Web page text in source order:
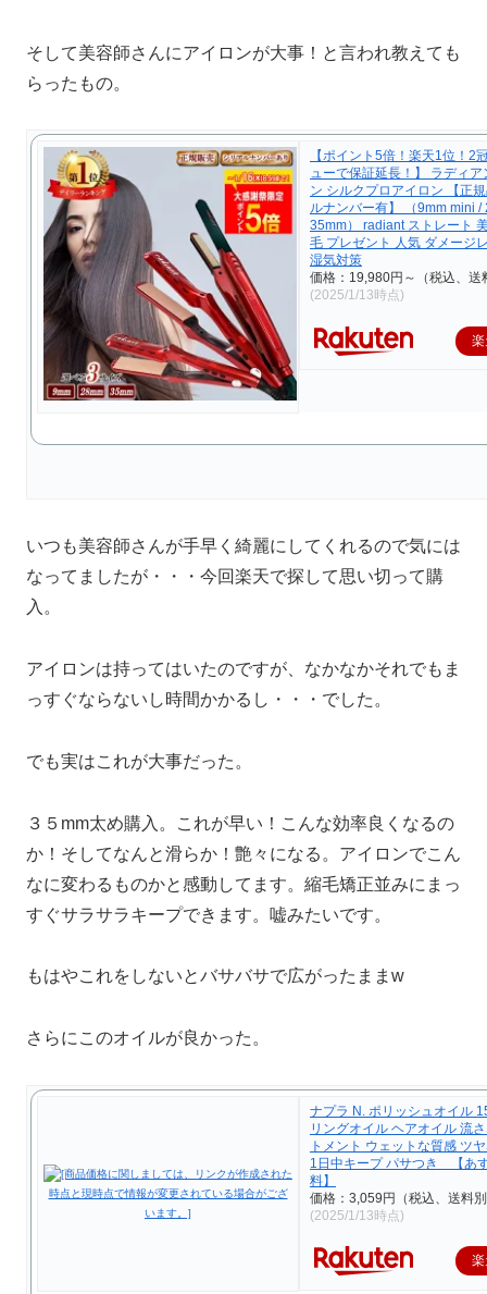
そして美容師さんにアイロンが大事！と言われ教えても
らったもの。
【ポイント5倍！楽天1位！2
ューで保証延長！】 ラディア
ン シルクプロアイロン 【正
ルナンバー有】 （9mm mini /
35mm） radiant ストレート
毛 プレゼント 人気 ダメージ
湿気対策
価格：19,980円～（税込、送
(2025/1/13時点)
いつも美容師さんが手早く綺麗にしてくれるので気には
なってましたが・・・今回楽天で探して思い切って購
入。
アイロンは持ってはいたのですが、なかなかそれでもま
っすぐならないし時間かかるし・・・でした。
でも実はこれが大事だった。
３５mm太め購入。これが早い！こんな効率良くなるの
か！そしてなんと滑らか！艶々になる。アイロンでこん
なに変わるものかと感動してます。縮毛矯正並みにまっ
すぐサラサラキープできます。嘘みたいです。
もはやこれをしないとバサバサで広がったままw
さらにこのオイルが良かった。
ナプラ N. ポリッシュオイル
リングオイル ヘアオイル 流
トメント ウェットな質感 ツ
1日中キープ パサつき 【あ
料】
価格：3,059円（税込、送料
(2025/1/13時点)